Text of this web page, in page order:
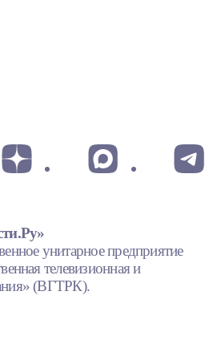
унитарное предприятие
телевизионная и
(ВГТРК).